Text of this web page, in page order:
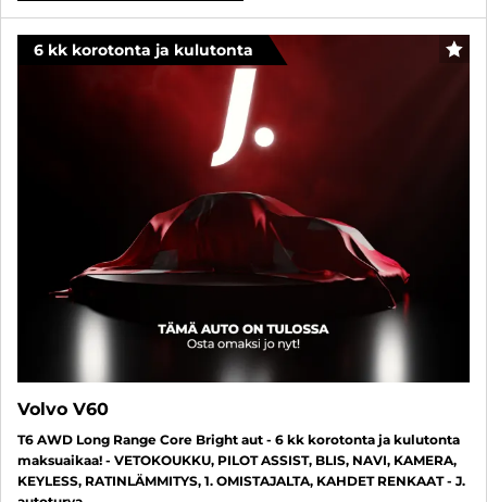
6 kk korotonta ja kulutonta
Volvo V60
T6 AWD Long Range Core Bright aut - 6 kk korotonta ja kulutonta
maksuaikaa! - VETOKOUKKU, PILOT ASSIST, BLIS, NAVI, KAMERA,
KEYLESS, RATINLÄMMITYS, 1. OMISTAJALTA, KAHDET RENKAAT - J.